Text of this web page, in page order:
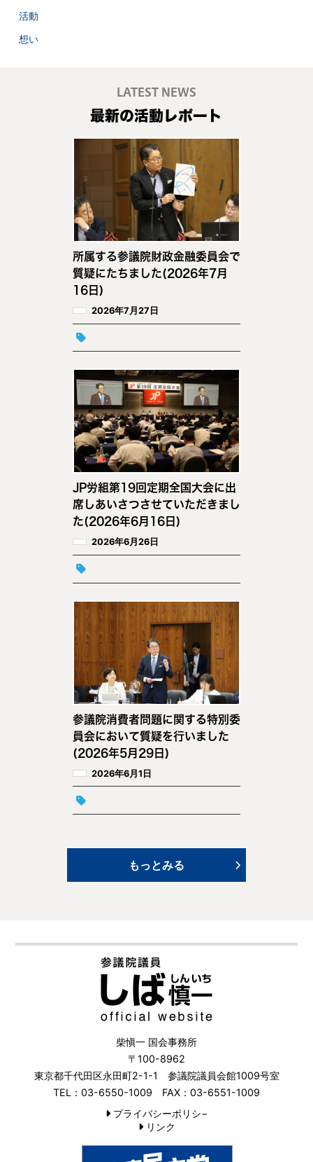
活動
想い
LATEST NEWS
最新の活動レポート
所属する参議院財政金融委員会で
質疑にたちました(2026年7月
16日)
2026年7月27日
JP労組第19回定期全国大会に出
席しあいさつさせていただきまし
た(2026年6月16日)
2026年6月26日
参議院消費者問題に関する特別委
員会において質疑を行いました
(2026年5月29日)
2026年6月1日
もっとみる
柴愼一 国会事務所
〒100-8962
東京都千代田区永田町2-1-1 参議院議員会館1009号室
TEL：03-6550-1009 FAX：03-6551-1009
プライバシーポリシ−
リンク